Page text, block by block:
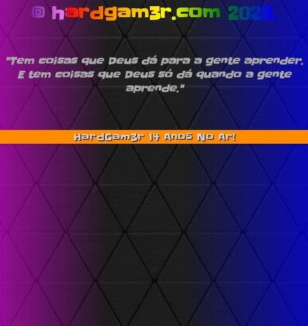
© hardgam3r.com 2026.
"Tem coisas que Deus dá para a gente aprender.
E tem coisas que Deus só dá quando a gente
aprende."
HardGam3r 14 Anos No Ar!